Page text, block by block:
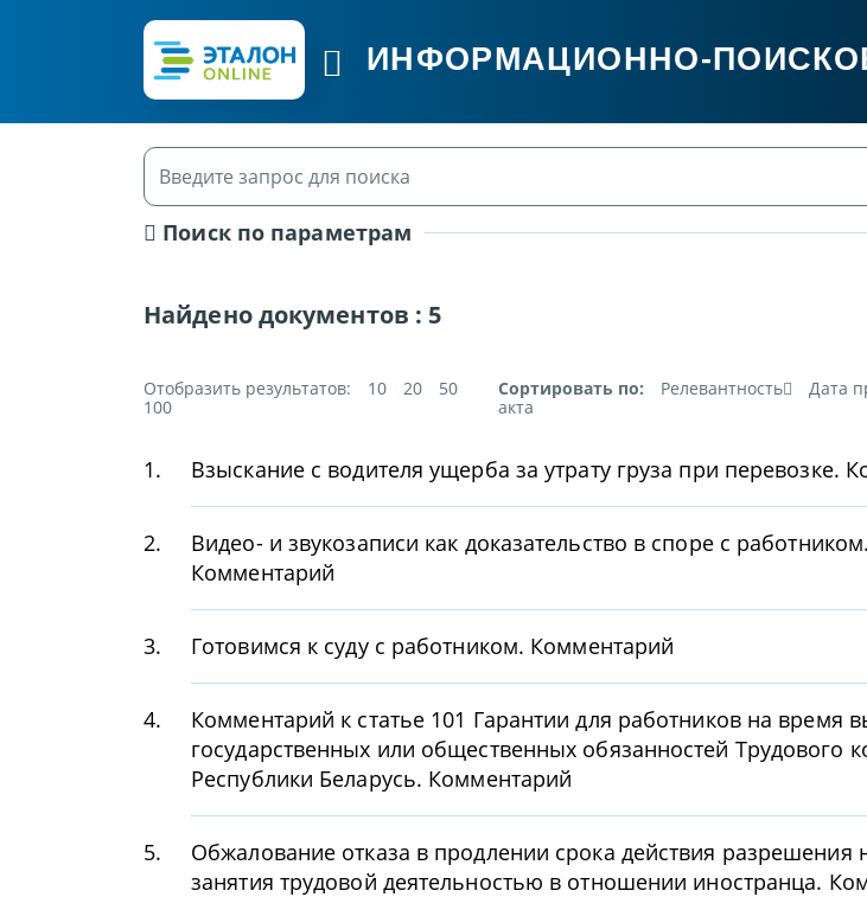
ИНФОРМАЦИОННО-
Поиск по параметрам
Найдено документов : 5
Отобразить результатов: 10 20
50
100
Сортировать по: Релевантность Дата
акта
1. Взыскание с водителя ущерба за утрату груза при перевозке.
2.
Видео- и звукозаписи как доказательство в споре с работником.
Комментарий
3. Готовимся к суду с работником. Комментарий
4.
Комментарий к статье 101 Гарантии для работников на время
государственных или общественных обязанностей Трудового
Республики Беларусь. Комментарий
5.
Обжалование отказа в продлении срока действия разрешения
занятия трудовой деятельностью в отношении иностранца.